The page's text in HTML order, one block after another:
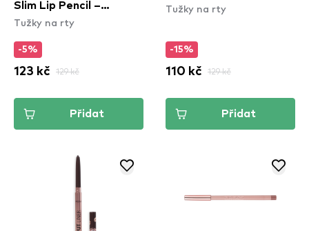
Slim Lip Pencil –
Natural (SPL810)
Tužky na rty
-5%
123 kč 129 kč
Přidat
Tužky na rty
-15%
110 kč 129 kč
Přidat